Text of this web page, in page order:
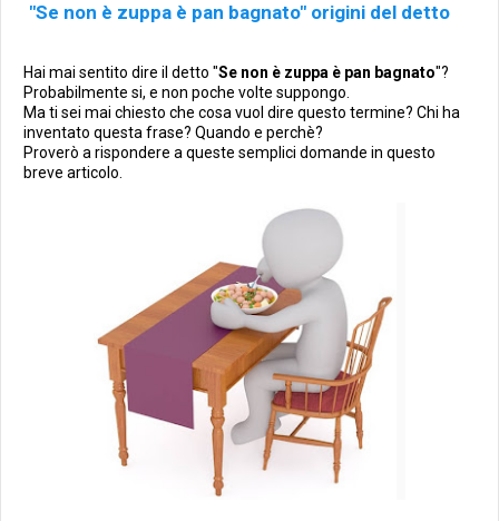
"Se non è zuppa è pan bagnato" origini del detto
Hai mai sentito dire il detto "Se non è zuppa è pan bagnato"?
Probabilmente si, e non poche volte suppongo.
Ma ti sei mai chiesto che cosa vuol dire questo termine? Chi ha
inventato questa frase? Quando e perchè?
Proverò a rispondere a queste semplici domande in questo
breve articolo.